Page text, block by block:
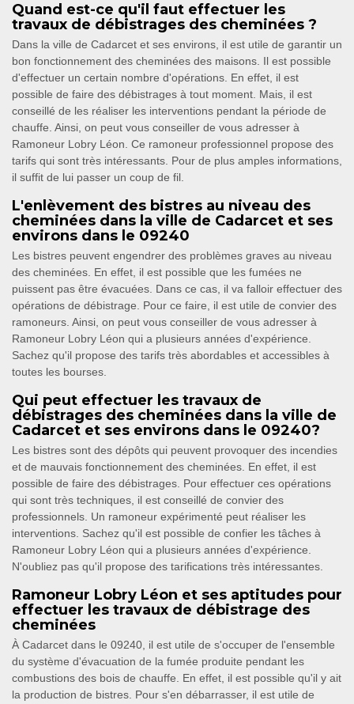
Quand est-ce qu'il faut effectuer les
travaux de débistrages des cheminées ?
Dans la ville de Cadarcet et ses environs, il est utile de garantir un
bon fonctionnement des cheminées des maisons. Il est possible
d'effectuer un certain nombre d'opérations. En effet, il est
possible de faire des débistrages à tout moment. Mais, il est
conseillé de les réaliser les interventions pendant la période de
chauffe. Ainsi, on peut vous conseiller de vous adresser à
Ramoneur Lobry Léon. Ce ramoneur professionnel propose des
tarifs qui sont très intéressants. Pour de plus amples informations,
il suffit de lui passer un coup de fil.
L'enlèvement des bistres au niveau des
cheminées dans la ville de Cadarcet et ses
environs dans le 09240
Les bistres peuvent engendrer des problèmes graves au niveau
des cheminées. En effet, il est possible que les fumées ne
puissent pas être évacuées. Dans ce cas, il va falloir effectuer des
opérations de débistrage. Pour ce faire, il est utile de convier des
ramoneurs. Ainsi, on peut vous conseiller de vous adresser à
Ramoneur Lobry Léon qui a plusieurs années d'expérience.
Sachez qu'il propose des tarifs très abordables et accessibles à
toutes les bourses.
Qui peut effectuer les travaux de
débistrages des cheminées dans la ville de
Cadarcet et ses environs dans le 09240?
Les bistres sont des dépôts qui peuvent provoquer des incendies
et de mauvais fonctionnement des cheminées. En effet, il est
possible de faire des débistrages. Pour effectuer ces opérations
qui sont très techniques, il est conseillé de convier des
professionnels. Un ramoneur expérimenté peut réaliser les
interventions. Sachez qu'il est possible de confier les tâches à
Ramoneur Lobry Léon qui a plusieurs années d'expérience.
N'oubliez pas qu'il propose des tarifications très intéressantes.
Ramoneur Lobry Léon et ses aptitudes pour
effectuer les travaux de débistrage des
cheminées
À Cadarcet dans le 09240, il est utile de s'occuper de l'ensemble
du système d'évacuation de la fumée produite pendant les
combustions des bois de chauffe. En effet, il est possible qu'il y ait
la production de bistres. Pour s'en débarrasser, il est utile de